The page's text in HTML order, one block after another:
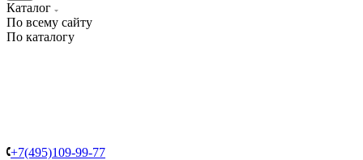
Каталог
По всему сайту
По каталогу
+7(495)109-99-77